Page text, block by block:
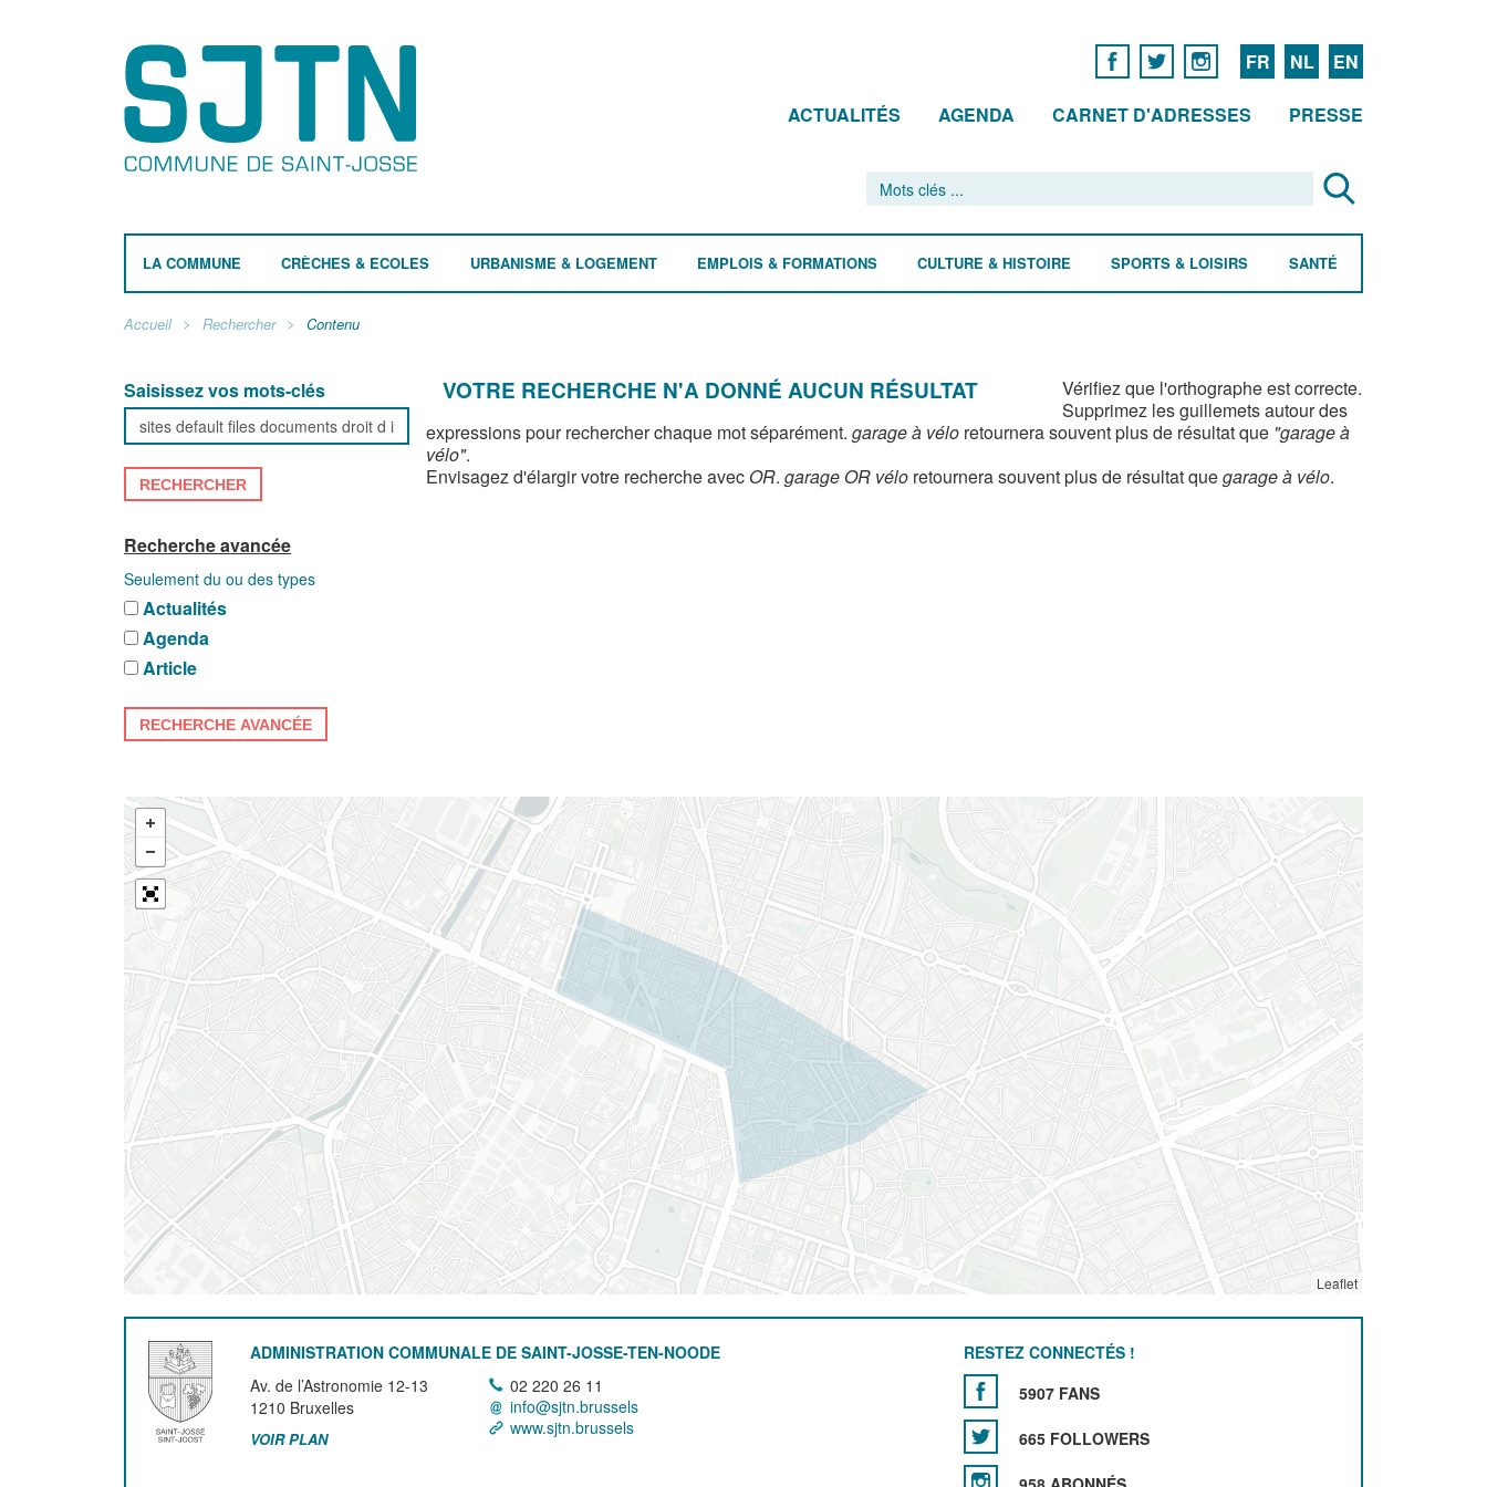
FR NL EN
ACTUALITÉS AGENDA CARNET D'ADRESSES PRESSE
LA COMMUNE CRÈCHES & ECOLES URBANISME & LOGEMENT EMPLOIS & FORMATIONS CULTURE & HISTOIRE SPORTS & LOISIRS SANTÉ
Accueil Rechercher Contenu
Saisissez vos mots-clés
RECHERCHER
Recherche avancée
Seulement du ou des types
Actualités
Agenda
Article
RECHERCHE AVANCÉE
VOTRE RECHERCHE N'A DONNÉ AUCUN RÉSULTAT
Vérifiez que l'orthographe est correcte.
Supprimez les guillemets autour des
expressions pour rechercher chaque mot séparément. garage à véloretournera souvent plus de résultat que "garage à
vélo".
Envisagez d'élargir votre recherche avec OR. garage OR véloretournera souvent plus de résultat quegarage à vélo.
Leaflet
ADMINISTRATION COMMUNALE DE SAINT-JOSSE-TEN-NOODE
Av. de l’Astronomie 12-13
1210 Bruxelles
VOIR PLAN
02 220 26 11
info@sjtn.brussels
www.sjtn.brussels
RESTEZ CONNECTÉS !
5907 FANS
665 FOLLOWERS